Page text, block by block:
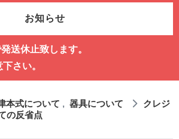
お知らせ
送休止致します。
さい。
本式について 器具について
クレジ
の反省点